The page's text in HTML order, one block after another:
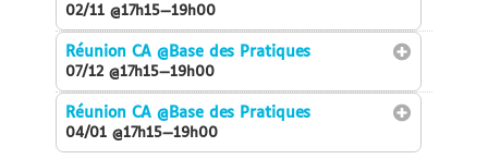
02/11 @17h15—19h00
Réunion CA@Base des Pratiques
07/12 @17h15—19h00
Réunion CA@Base des Pratiques
04/01 @17h15—19h00